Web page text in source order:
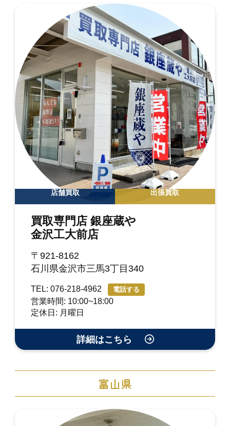
店舗買取 出張買取
買取専門店 銀座蔵や
金沢工大前店
〒921-8162
石川県金沢市三馬3丁目340
TEL: 076-218-4962 電話する
営業時間: 10:00~18:00
定休日: 月曜日
詳細はこちら
富山県